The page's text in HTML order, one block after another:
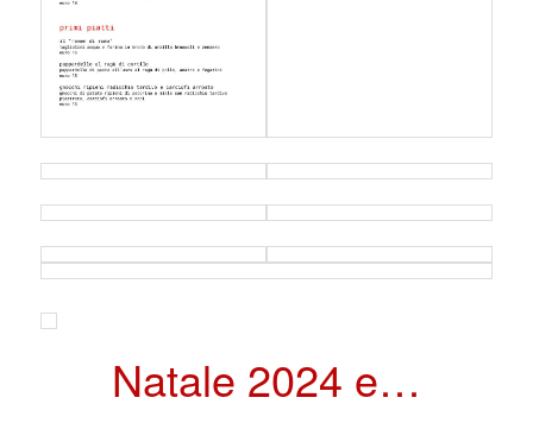
Natale 2024 e…